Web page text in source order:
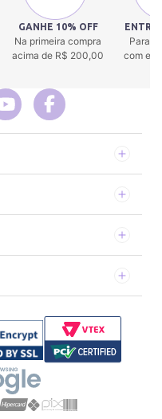
GANHE 10% OFF
Na primeira compra
acima de R$ 200,00
Para
com